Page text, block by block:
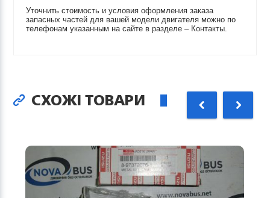
Уточнить стоимость и условия оформления заказа
запасных частей для вашей модели двигателя можно по
телефонам указанным на сайте в разделе – Контакты.
СХОЖІ ТОВАРИ